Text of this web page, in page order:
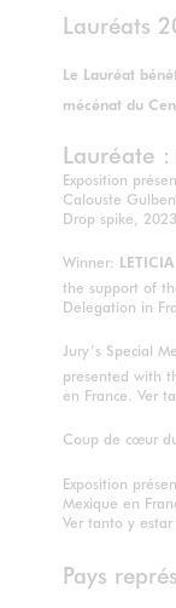
Lauréats
Le Lauréat
mécénat du
Lauréate :
Exposition
Calouste
Drop spike, 2023
Winner:
the support of
Delegation in
Jury’s Special
presented with
en France. Ver
Coup de cœur
Exposition
Mexique en
Ver tanto y
Pays